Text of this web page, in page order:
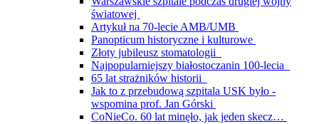
światowej
Artykuł na 70-lecie AMB/UMB
Panopticum historyczne i kulturowe
Złoty jubileusz stomatologii
Najpopularniejszy białostoczanin 100-lecia
65 lat strażników historii
Jak to z przebudową szpitala USK było -
wspomina prof. Jan Górski
CoNieCo. 60 lat minęło, jak jeden skecz…